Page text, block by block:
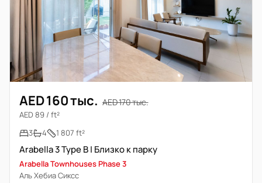
AED 160 тыс. AED 170 тыс.
AED 89 / ft²
3
4 1 807 ft²
Arabella 3 Type B | Близко к парку
Arabella Townhouses Phase 3
Аль Хебиа Сиксс